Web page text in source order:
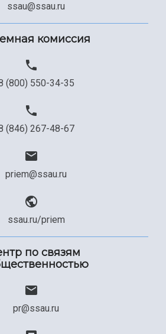
ssau@ssau.ru
комиссия
(800) 550-34-35
(846) 267-48-67
priem@ssau.ru
ssau.ru/priem
по связям
pr@ssau.ru